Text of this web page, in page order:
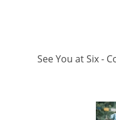
See You at Six -